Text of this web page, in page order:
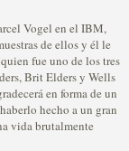
Vogel en el IBM,
de ellos y él le
fue uno de los tres
Brit Elders y Wells
en forma de un
hecho a un gran
vida brutalmente